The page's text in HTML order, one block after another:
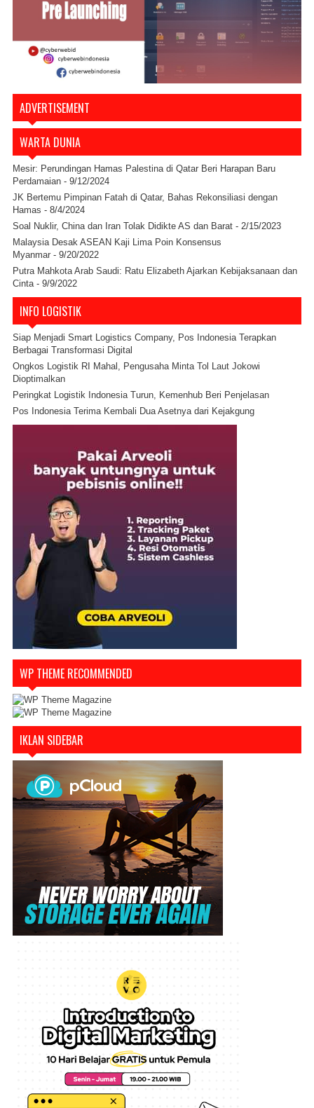
ADVERTISEMENT
WARTA DUNIA
Mesir: Perundingan Hamas Palestina di Qatar Beri Harapan Baru
Perdamaian - 9/12/2024
JK Bertemu Pimpinan Fatah di Qatar, Bahas Rekonsiliasi dengan
Hamas - 8/4/2024
Soal Nuklir, China dan Iran Tolak Didikte AS dan Barat - 2/15/2023
Malaysia Desak ASEAN Kaji Lima Poin Konsensus
Myanmar - 9/20/2022
Putra Mahkota Arab Saudi: Ratu Elizabeth Ajarkan Kebijaksanaan dan
Cinta - 9/9/2022
INFO LOGISTIK
Siap Menjadi Smart Logistics Company, Pos Indonesia Terapkan
Berbagai Transformasi Digital
Ongkos Logistik RI Mahal, Pengusaha Minta Tol Laut Jokowi
Dioptimalkan
Peringkat Logistik Indonesia Turun, Kemenhub Beri Penjelasan
Pos Indonesia Terima Kembali Dua Asetnya dari Kejakgung
WP THEME RECOMMENDED
IKLAN SIDEBAR